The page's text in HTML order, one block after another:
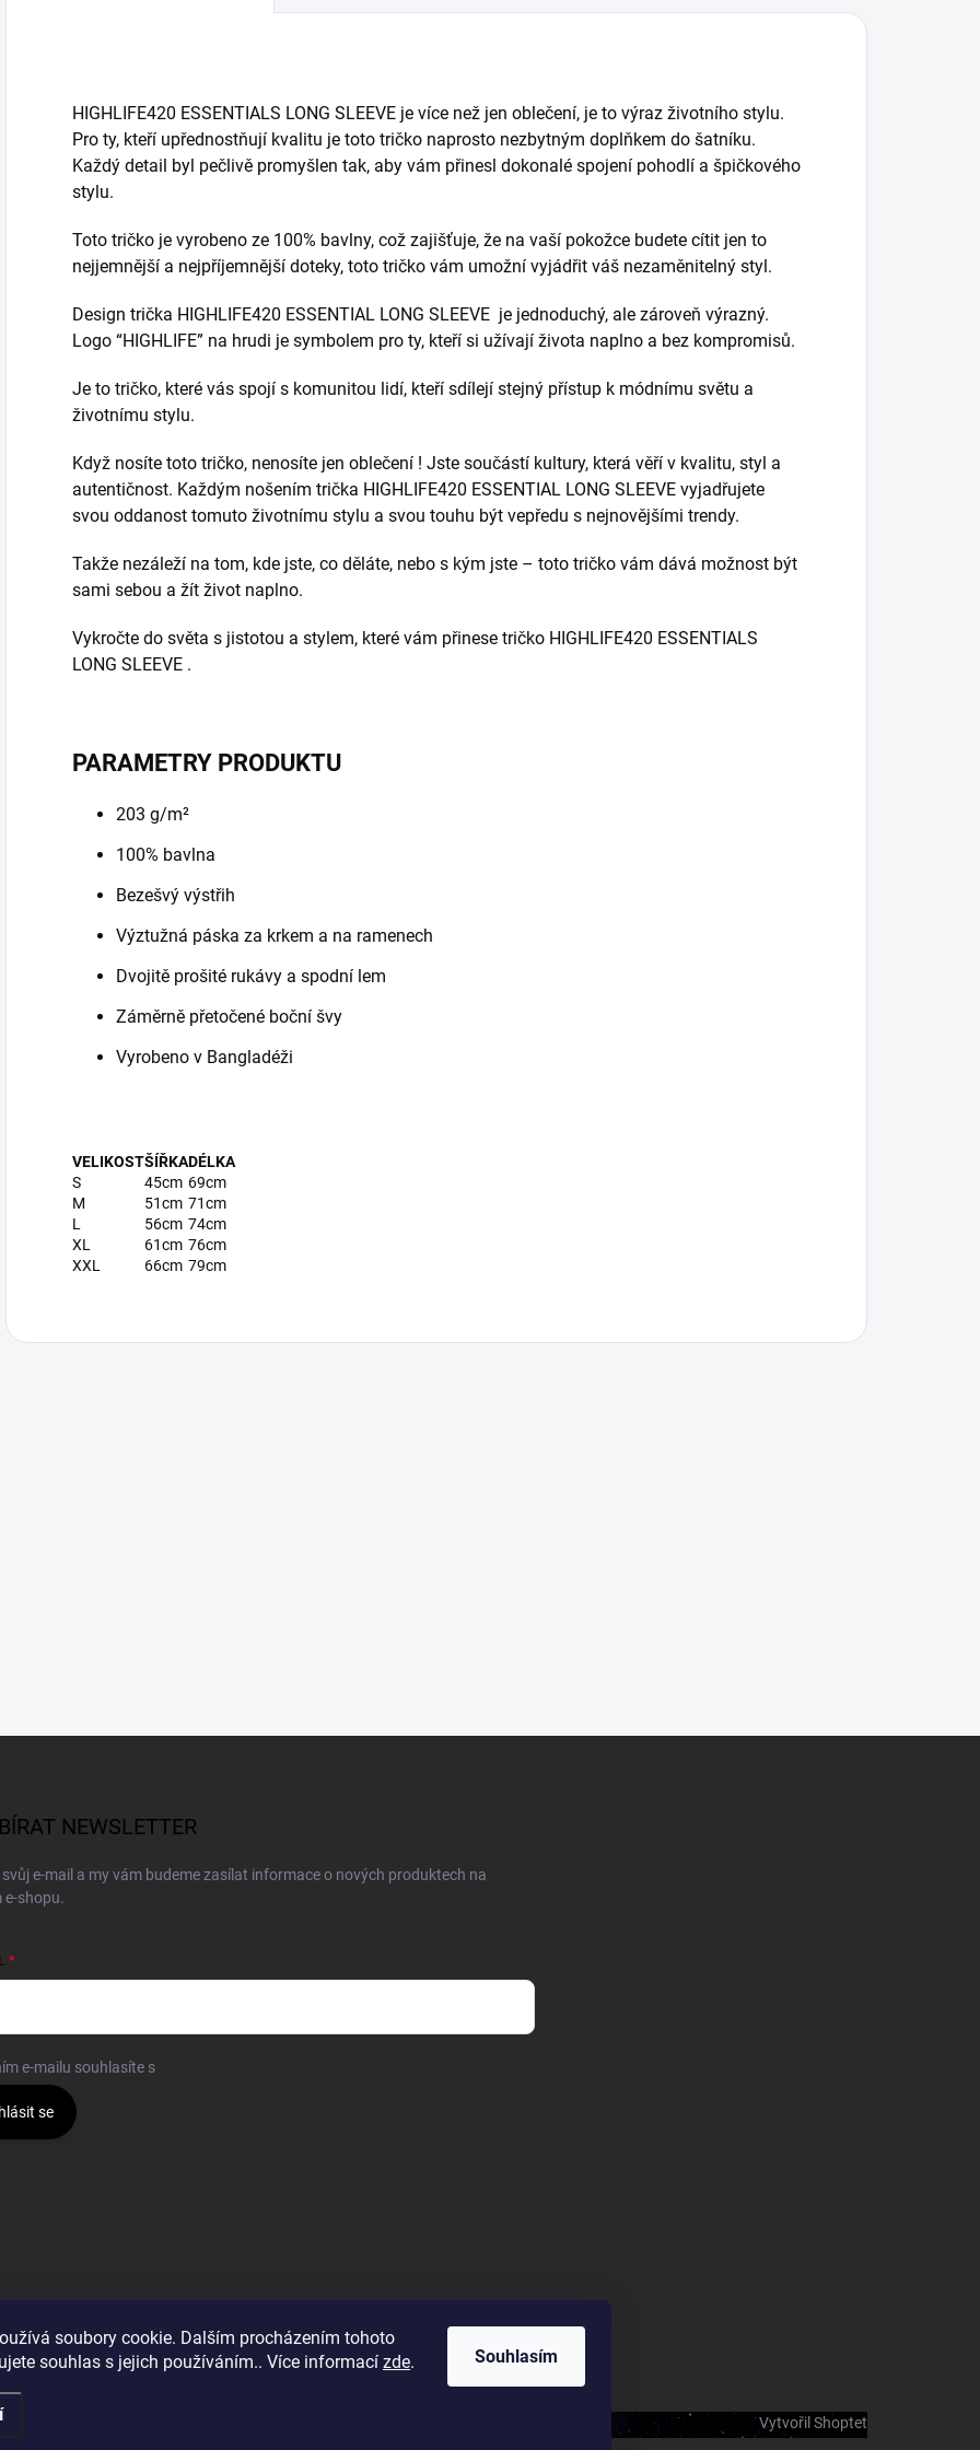
soubory cookie. Dalším procházením tohoto
souhlas s jejich používáním.. Více informací zde. Souhlasím
HIGHLIFE420 ESSENTIALS LONG SLEEVE je více než jen oblečení, je to výraz životního stylu.
Pro ty, kteří upřednostňují kvalitu je toto tričko naprosto nezbytným doplňkem do šatníku.
Každý detail byl pečlivě promyšlen tak, aby vám přinesl dokonalé spojení pohodlí a špičkového
stylu.
Toto tričko je vyrobeno ze 100% bavlny, což zajišťuje, že na vaší pokožce budete cítit jen to
nejjemnější a nejpříjemnější doteky, toto tričko vám umožní vyjádřit váš nezaměnitelný styl.
Design trička HIGHLIFE420 ESSENTIAL LONG SLEEVE je jednoduchý, ale zároveň výrazný.
Logo “HIGHLIFE” na hrudi je symbolem pro ty, kteří si užívají života naplno a bez kompromisů.
Je to tričko, které vás spojí s komunitou lidí, kteří sdílejí stejný přístup k módnímu světu a
životnímu stylu.
Když nosíte toto tričko, nenosíte jen oblečení ! Jste součástí kultury, která věří v kvalitu, styl a
autentičnost. Každým nošením trička HIGHLIFE420 ESSENTIAL LONG SLEEVE vyjadřujete
svou oddanost tomuto životnímu stylu a svou touhu být vepředu s nejnovějšími trendy.
Takže nezáleží na tom, kde jste, co děláte, nebo s kým jste – toto tričko vám dává možnost být
sami sebou a žít život naplno.
Vykročte do světa s jistotou a stylem, které vám přinese tričko HIGHLIFE420 ESSENTIALS
LONG SLEEVE .
PARAMETRY PRODUKTU
203 g/m²
100% bavlna
Bezešvý výstřih
Výztužná páska za krkem a na ramenech
Dvojitě prošité rukávy a spodní lem
Záměrně přetočené boční švy
Vyrobeno v Bangladéži
VELIKOSTŠÍŘKADÉLKA
S
45cm 69cm
M
51cm 71cm
L
56cm 74cm
XL
61cm 76cm
XXL
66cm 79cm
NEWSLETTER
e-mail a my vám budeme zasílat informace o nových produktech na
e-shopu.
e-mailu souhlasíte s
se
Vytvořil Shoptet